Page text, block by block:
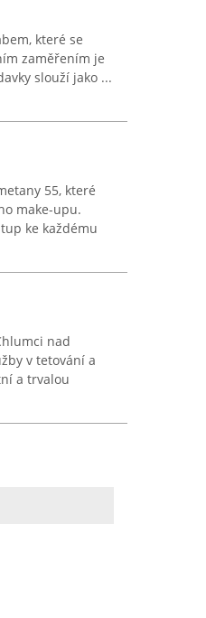
které se
zaměřením je
slouží jako ...
55, které
make-upu.
ke každému
nad
v tetování a
a trvalou